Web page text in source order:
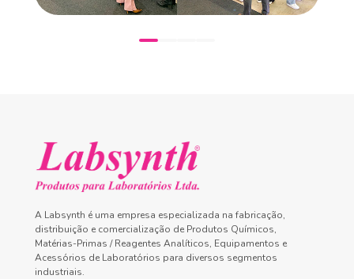
A Labsynth é uma empresa especializada na fabricação,
distribuição e comercialização de Produtos Químicos,
Matérias-Primas / Reagentes Analíticos, Equipamentos e
Acessórios de Laboratórios para diversos segmentos
industriais.